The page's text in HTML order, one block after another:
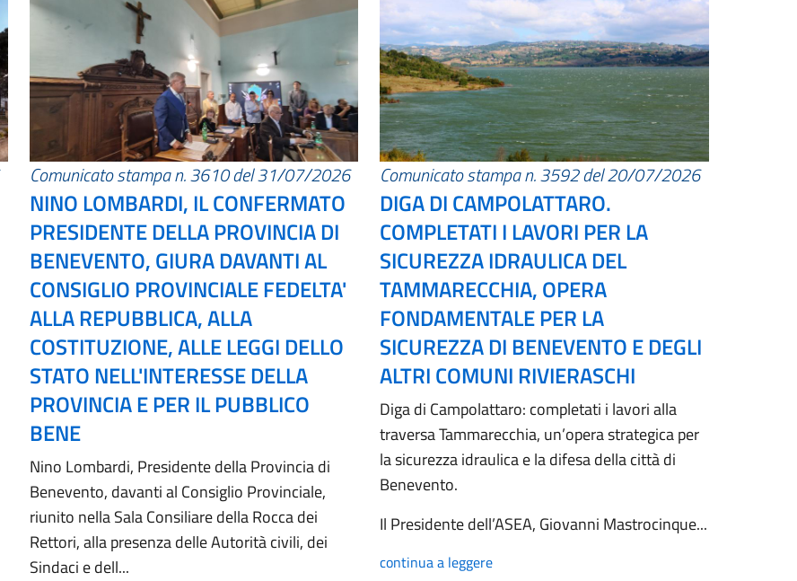
Comunicato stampa n. 3610 del 31/07/2026
NINO LOMBARDI, IL CONFERMATO
PRESIDENTE DELLA PROVINCIA DI
BENEVENTO, GIURA DAVANTI AL
CONSIGLIO PROVINCIALE FEDELTA'
ALLA REPUBBLICA, ALLA
COSTITUZIONE, ALLE LEGGI DELLO
STATO NELL'INTERESSE DELLA
PROVINCIA E PER IL PUBBLICO
BENE
Nino Lombardi, Presidente della Provincia di
Benevento, davanti al Consiglio Provinciale,
riunito nella Sala Consiliare della Rocca dei
Rettori, alla presenza delle Autorità civili, dei
Sindaci e dell...
Comunicato stampa n. 3592 del 20/07/2026
DIGA DI CAMPOLATTARO.
COMPLETATI I LAVORI PER LA
SICUREZZA IDRAULICA DEL
TAMMARECCHIA, OPERA
FONDAMENTALE PER LA
SICUREZZA DI BENEVENTO E DEGLI
ALTRI COMUNI RIVIERASCHI
Diga di Campolattaro: completati i lavori alla
traversa Tammarecchia, un’opera strategica per
la sicurezza idraulica e la difesa della città di
Benevento.
Il Presidente dell’ASEA, Giovanni Mastrocinque...
continua a leggere